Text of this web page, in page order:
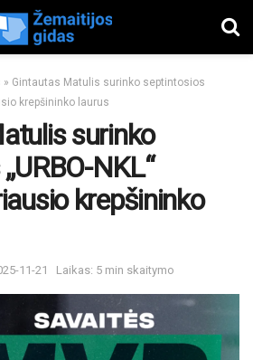
» Gintautas Matulis surinko septintosios
krepšininko laurus
surinko
NKL“
krepšininko
11-21 Laikas: 5 min skaitymo